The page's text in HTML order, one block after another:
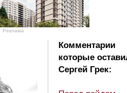
Реклама
Комментарии
которые
Сергей Грек: